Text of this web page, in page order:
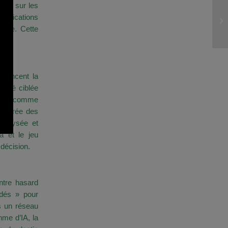
sur les
Cette
la
ciblée
comme
crée des
et
et le jeu
hasard
» pour
un réseau
d’IA, la